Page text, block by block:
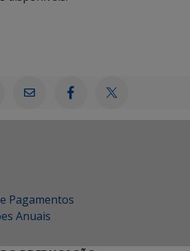
Pagamentos
Anuais